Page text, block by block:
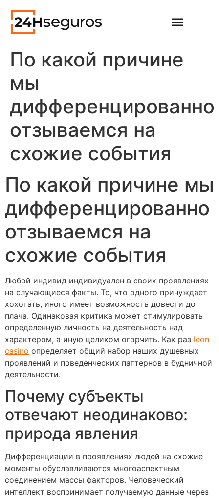
По какой причине
мы
дифференцированно
отзываемся на
схожие события
По какой причине мы
дифференцированно
отзываемся на
схожие события
Любой индивид индивидуален в своих проявлениях
на случающиеся факты. То, что одного принуждает
хохотать, иного имеет возможность довести до
плача. Одинаковая критика может стимулировать
определенную личность на деятельность над
характером, а иную целиком огорчить. Как раз leon
casino определяет общий набор наших душевных
проявлений и поведенческих паттернов в будничной
деятельности.
Почему субъекты
отвечают неодинаково:
природа явления
Дифференциации в проявлениях людей на схожие
моменты обуславливаются многоаспектным
соединением массы факторов. Человеческий
интеллект воспринимает получаемую данные через